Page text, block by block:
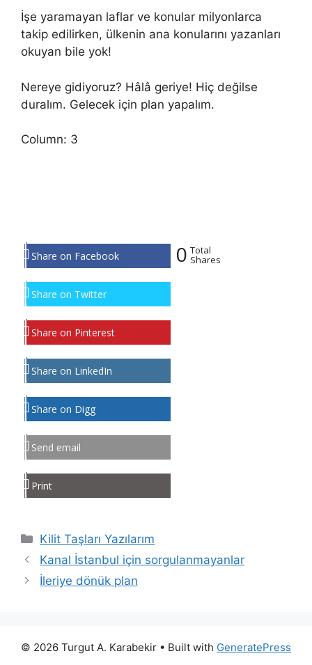
İşe yaramayan laflar ve konular milyonlarca
takip edilirken, ülkenin ana konularını yazanları
okuyan bile yok!
Nereye gidiyoruz? Hâlâ geriye! Hiç değilse
duralım. Gelecek için plan yapalım.
Column: 3
Share on Facebook
Share on Twitter
Share on Pinterest
Share on LinkedIn
Share on Digg
Send email
Print
0 Total
Shares
Kategoriler
Kilit Taşları Yazılarım
Kanal İstanbul için sorgulanmayanlar
İleriye dönük plan
© 2026 Turgut A. Karabekir • Built with GeneratePress